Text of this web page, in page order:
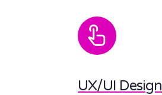
UX/UI Design